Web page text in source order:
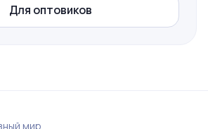
Для оптовиков
мир